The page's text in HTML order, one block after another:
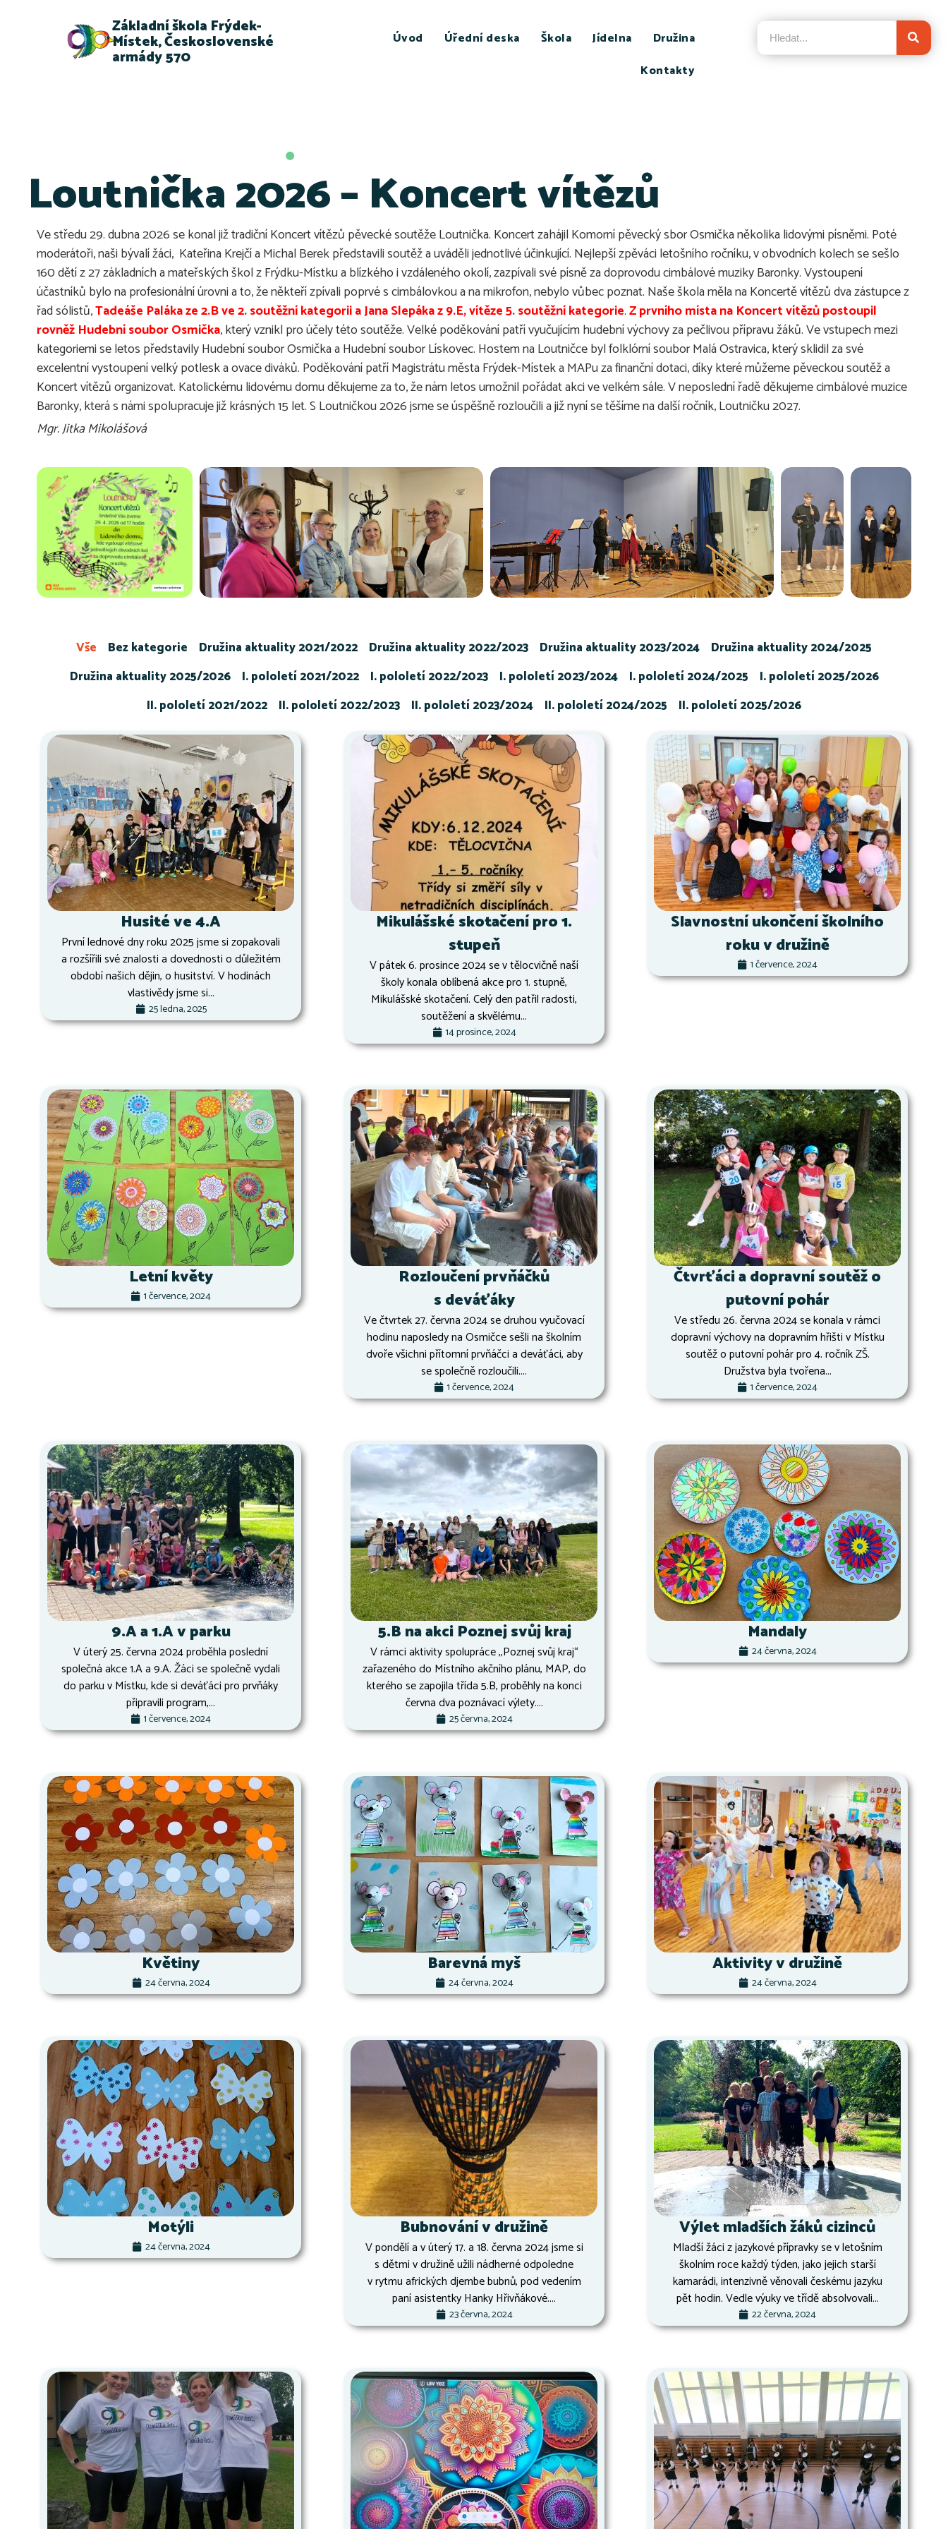
Základní škola Frýdek-
Místek, Československé
armády 570
Úvod Úřední deska Škola Jídelna
Družina
Kontakty
Loutnička 2026 – Koncert vítězů
Ve středu 29. dubna 2026 se konal již tradiční Koncert vítězů pěvecké soutěže Loutnička. Koncert zahájil Komorní pěvecký sbor Osmička několika lidovými písněmi. Poté
moderátoři, naši bývalí žáci, Kateřina Krejčí a Michal Berek představili soutěž a uváděli jednotlivé účinkující. Nejlepší zpěváci letošního ročníku, v obvodních kolech se sešlo
160 dětí z 27 základních a mateřských škol z Frýdku-Místku a blízkého i vzdáleného okolí, zazpívali své písně za doprovodu cimbálové muziky Baronky. Vystoupení
účastníků bylo na profesionální úrovni a to, že někteří zpívali poprvé s cimbálovkou a na mikrofon, nebylo vůbec poznat. Naše škola měla na Koncertě vítězů dva zástupce z
řad sólistů,Tadeáše Paláka ze 2.B ve 2. soutěžní kategorii a Jana Slepáka z 9.E, vítěze 5. soutěžní kategorie.Z prvního místa na Koncert vítězů postoupil
rovněž Hudební soubor Osmička, který vznikl pro účely této soutěže. Velké poděkování patří vyučujícím hudební výchovy za pečlivou přípravu žáků. Ve vstupech mezi
kategoriemi se letos představily Hudební soubor Osmička a Hudební soubor Lískovec. Hostem na Loutničce byl folklórní soubor Malá Ostravica, který sklidil za své
excelentní vystoupení velký potlesk a ovace diváků. Poděkování patří Magistrátu města Frýdek-Místek a MAPu za finanční dotaci, díky které můžeme pěveckou soutěž a
Koncert vítězů organizovat. Katolickému lidovému domu děkujeme za to, že nám letos umožnil pořádat akci ve velkém sále. V neposlední řadě děkujeme cimbálové muzice
Baronky, která s námi spolupracuje již krásných 15 let. S Loutničkou 2026 jsme se úspěšně rozloučili a již nyní se těšíme na další ročník, Loutničku 2027.
Mgr. Jitka Mikolášová
Bez kategorie Družina aktuality 2021/2022 Družina aktuality 2022/2023 Družina aktuality 2023/2024
Družina aktuality 2024/2025
Družina aktuality 2025/2026
I. pololetí 2021/2022 I. pololetí 2022/2023 I. pololetí 2023/2024 I. pololetí 2024/2025
I. pololetí 2025/2026
II. pololetí 2021/2022
II. pololetí 2022/2023 II. pololetí 2023/2024 II. pololetí 2024/2025 II. pololetí 2025/2026
Vše
Husité ve 4.A
První lednové dny roku 2025 jsme si zopakovali
a rozšířili své znalosti a dovednosti o důležitém
období našich dějin, o husitství. V hodinách
vlastivědy jsme si...
25 ledna, 2025
Mikulášské skotačení pro 1.
stupeň
V pátek 6. prosince 2024 se v tělocvičně naší
školy konala oblíbená akce pro 1. stupně,
Mikulášské skotačení. Celý den patřil radosti,
soutěžení a skvělému...
14 prosince, 2024
Slavnostní ukončení školního
roku v družině
1 července, 2024
Letní květy
1 července, 2024
Rozloučení prvňáčků
s deváťáky
Ve čtvrtek 27. června 2024 se druhou vyučovací
hodinu naposledy na Osmičce sešli na školním
dvoře všichni přítomní prvňáčci a deváťáci, aby
se společně rozloučili....
1 července, 2024
Čtvrťáci a dopravní soutěž o
putovní pohár
Ve středu 26. června 2024 se konala v rámci
dopravní výchovy na dopravním hřišti v Místku
soutěž o putovní pohár pro 4. ročník ZŠ.
Družstva byla tvořena...
1 července, 2024
9.A a 1.A v parku
V úterý 25. června 2024 proběhla poslední
společná akce 1.A a 9.A. Žáci se společně vydali
do parku v Místku, kde si deváťáci pro prvňáky
připravili program,...
1 července, 2024
5.B na akci Poznej svůj kraj
V rámci aktivity spolupráce ,,Poznej svůj kraj“
zařazeného do Místního akčního plánu, MAP, do
kterého se zapojila třída 5.B, proběhly na konci
června dva poznávací výlety....
25 června, 2024
Mandaly
24 června, 2024
Květiny
24 června, 2024
Barevná myš
24 června, 2024
Aktivity v družině
24 června, 2024
Motýli
24 června, 2024
Bubnování v družině
V pondělí a v úterý 17. a 18. června 2024 jsme si
s dětmi v družině užili nádherné odpoledne
v rytmu afrických djembe bubnů, pod vedením
paní asistentky Hanky Hřivňákové....
23 června, 2024
Výlet mladších žáků cizinců
Mladší žáci z jazykové přípravky se v letošním
školním roce každý týden, jako jejich starší
kamarádi, intenzivně věnovali českému jazyku
pět hodin. Vedle výuky ve třídě absolvovali...
22 června, 2024